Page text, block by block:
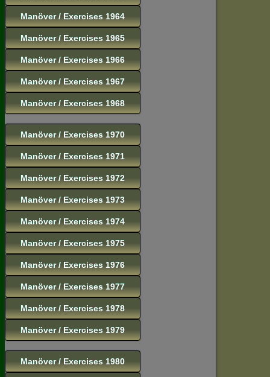
Manöver / Exercises 1964
Manöver / Exercises 1965
Manöver / Exercises 1966
Manöver / Exercises 1967
Manöver / Exercises 1968
Manöver / Exercises 1970
Manöver / Exercises 1971
Manöver / Exercises 1972
Manöver / Exercises 1973
Manöver / Exercises 1974
Manöver / Exercises 1975
Manöver / Exercises 1976
Manöver / Exercises 1977
Manöver / Exercises 1978
Manöver / Exercises 1979
Manöver / Exercises 1980